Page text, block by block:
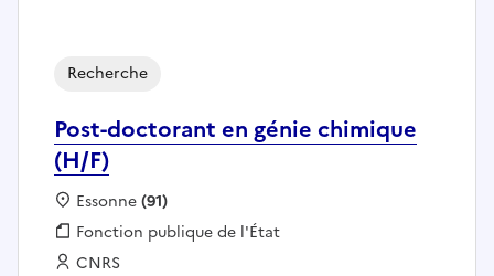
Post-doctorant en génie chimique
(H/F)
Recherche
Localisation :
Essonne(91)
Fonction publique :
Fonction publique de l'État
Employeur :
CNRS